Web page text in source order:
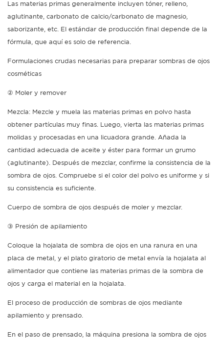
Las materias primas generalmente incluyen tóner, relleno,
aglutinante, carbonato de calcio/carbonato de magnesio,
saborizante, etc. El estándar de producción final depende de la
fórmula, que aquí es solo de referencia.
Formulaciones crudas necesarias para preparar sombras de ojos
cosméticas
② Moler y remover
Mezcla: Mezcle y muela las materias primas en polvo hasta
obtener partículas muy finas. Luego, vierta las materias primas
molidas y procesadas en una licuadora grande. Añada la
cantidad adecuada de aceite y éster para formar un grumo
(aglutinante). Después de mezclar, confirme la consistencia de la
sombra de ojos. Compruebe si el color del polvo es uniforme y si
su consistencia es suficiente.
Cuerpo de sombra de ojos después de moler y mezclar.
③ Presión de apilamiento
Coloque la hojalata de sombra de ojos en una ranura en una
placa de metal, y el plato giratorio de metal envía la hojalata al
alimentador que contiene las materias primas de la sombra de
ojos y carga el material en la hojalata.
El proceso de producción de sombras de ojos mediante
apilamiento y prensado.
En el paso de prensado, la máquina presiona la sombra de ojos